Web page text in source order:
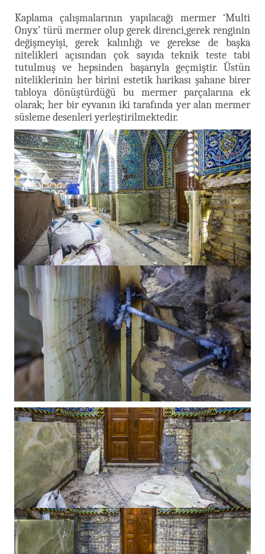
Kaplama çalışmalarının yapılacağı mermer ‘Multi
Onyx’ türü mermer olup gerek direnci,gerek renginin
değişmeyişi, gerek kalınlığı ve gerekse de başka
nitelikleri açısından çok sayıda teknik teste tabi
tutulmuş ve hepsinden başarıyla geçmiştir. Üstün
niteliklerinin her birini estetik harikası şahane birer
tabloya dönüştürdüğü bu mermer parçalarına ek
olarak; her bir eyvanın iki tarafında yer alan mermer
süsleme desenleri yerleştirilmektedir.